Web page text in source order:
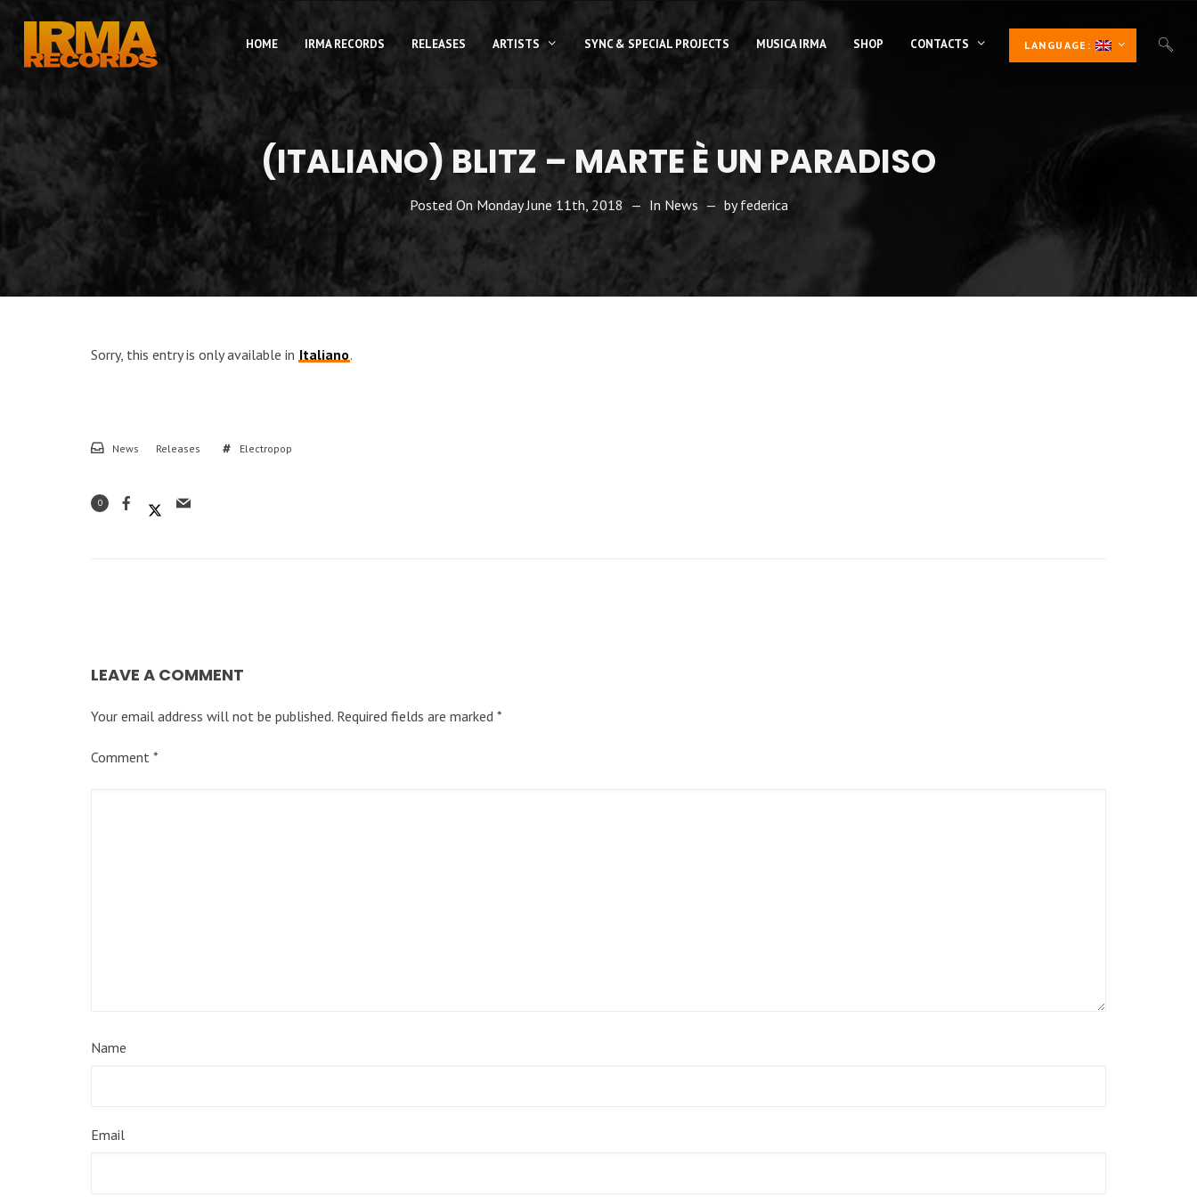
HOME IRMA RECORDS RELEASES ARTISTS SYNC & SPECIAL PROJECTS MUSICA IRMA SHOP CONTACTS LANGUAGE:
(ITALIANO) BLITZ – MARTE È UN PARADISO
Posted On Monday June 11th, 2018 In News byfederica
Sorry, this entry is only available in Italiano.
News Releases Electropop
0
LEAVE A COMMENT
Your email address will not be published. Required fields are marked *
Comment *
Name
Email